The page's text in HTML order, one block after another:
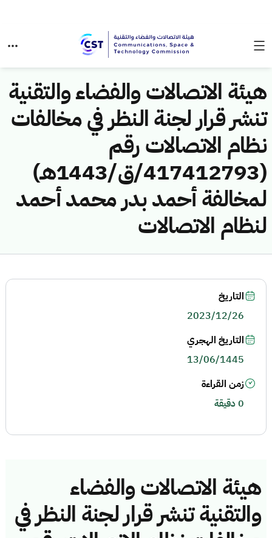
هيئة الاتصالات والفضاء والتقنية
تنشر قرار لجنة النظر في مخالفات
نظام الاتصالات رقم
(417412793/ق/1443هـ)
لمخالفة أحمد بدر محمد أحمد
لنظام الاتصالات
هيئة الاتصالات والفضاء
والتقنية تنشر قرار لجنة النظر في
التاريخ
2023/12/26
التاريخ الهجري
13/06/1445
زمن القراءة
0 دقيقة